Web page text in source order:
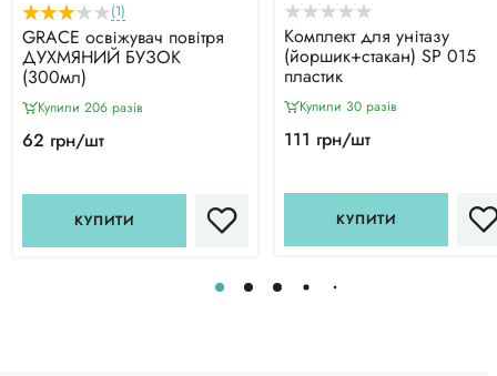
(1)
GRACE освіжувач повітря
ДУХМЯНИЙ БУЗОК
(300мл)
Купили 206 разiв
62 грн/шт
КУПИТИ
Комплект для унітазу
(йоршик+стакан) SР 015
пластик
Купили 30 разiв
111 грн/шт
КУПИТИ